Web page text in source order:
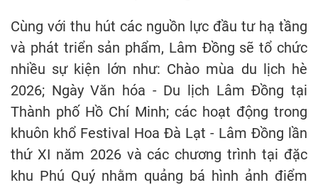
Cùng với thu hút các nguồn lực đầu tư hạ tầng
và phát triển sản phẩm, Lâm Đồng sẽ tổ chức
nhiều sự kiện lớn như: Chào mùa du lịch hè
2026; Ngày Văn hóa - Du lịch Lâm Đồng tại
Thành phố Hồ Chí Minh; các hoạt động trong
khuôn khổ Festival Hoa Đà Lạt - Lâm Đồng lần
thứ XI năm 2026 và các chương trình tại đặc
khu Phú Quý nhằm quảng bá hình ảnh điểm